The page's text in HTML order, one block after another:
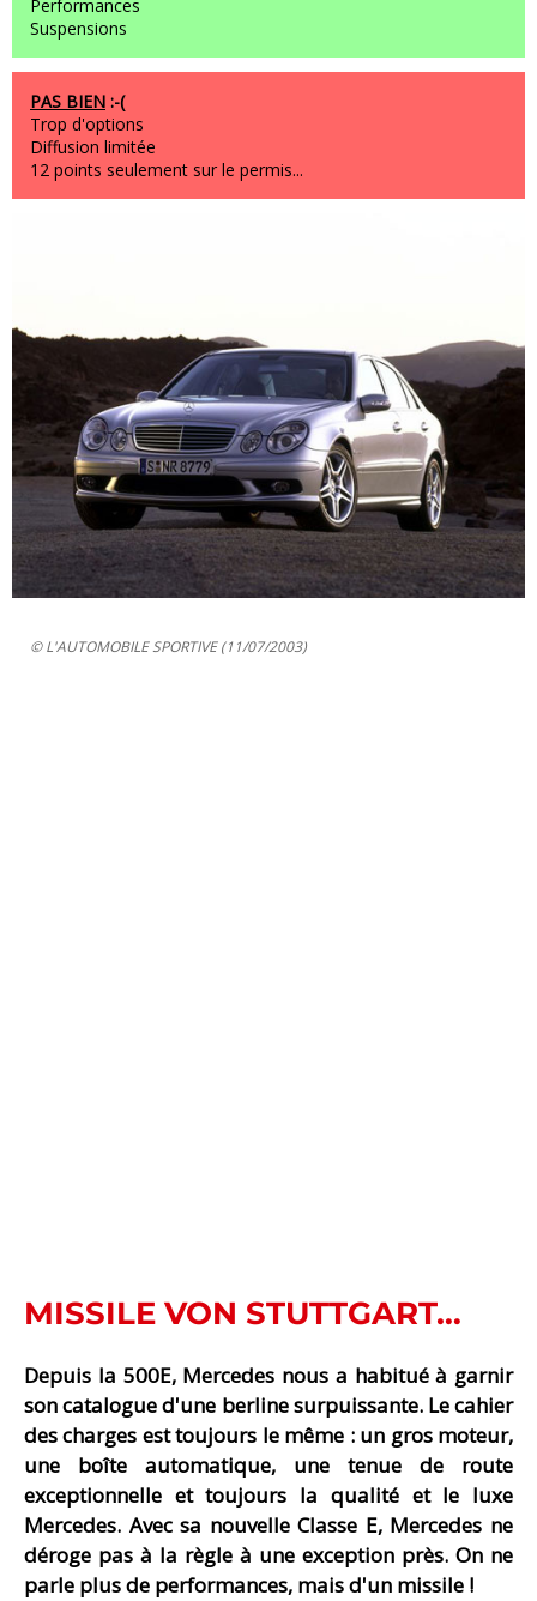
Performances
Suspensions
PAS BIEN :-(
Trop d'options
Diffusion limitée
12 points seulement sur le permis...
© L'AUTOMOBILE SPORTIVE (11/07/2003)
MISSILE VON STUTTGART…
Depuis la 500E, Mercedes nous a habitué à garnir
son catalogue d'une berline surpuissante. Le cahier
des charges est toujours le même : un gros moteur,
une boîte automatique, une tenue de route
exceptionnelle et toujours la qualité et le luxe
Mercedes. Avec sa nouvelle Classe E, Mercedes ne
déroge pas à la règle à une exception près. On ne
parle plus de performances, mais d'un missile !